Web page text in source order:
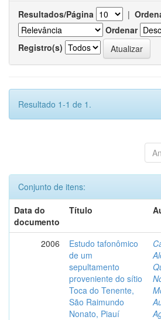
Resultados/Página |
Ordenar
Registro(s)
Resultado 1-1 de 1.
Conjunto de itens:
Data do
documento
Título
2006
Estudo tafonômico
de um
sepultamento
proveniente do sítio
Toca do Tenente,
São Raimundo
Nonato, Piauí